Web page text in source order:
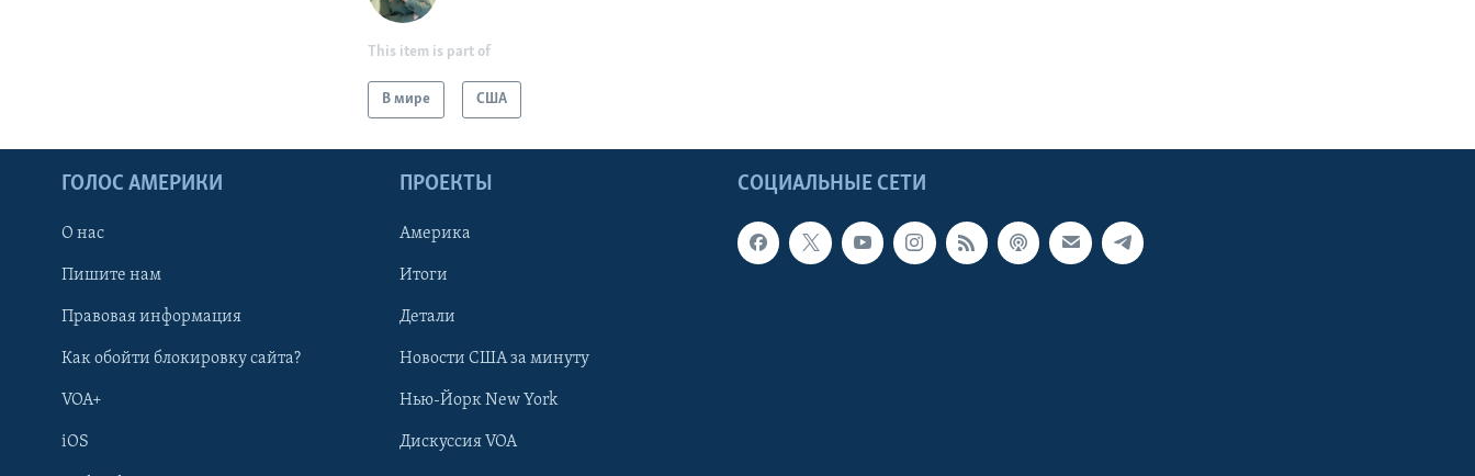
This item is part of
В мире США
СОЦИАЛЬНЫЕ СЕТИ
ГОЛОС АМЕРИКИ
О нас
Пишите нам
Правовая информация
Как обойти блокировку сайта?
VOA+
iOS
ПРОЕКТЫ
Америка
Итоги
Детали
Новости США за минуту
Нью-Йорк New York
Дискуссия VOA